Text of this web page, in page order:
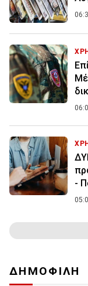
-
ΔΗΜΟΦΙΛΗ